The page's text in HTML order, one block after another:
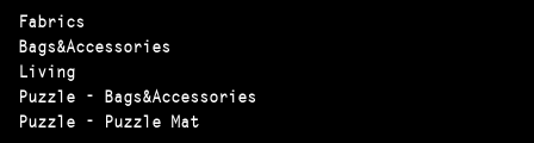
Fabrics
Bags&Accessories
Living
Puzzle - Bags&Accessories
Puzzle - Puzzle Mat